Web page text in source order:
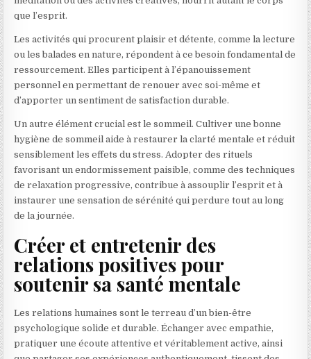
que l’esprit.
Les activités qui procurent plaisir et détente, comme la lecture
ou les balades en nature, répondent à ce besoin fondamental de
ressourcement. Elles participent à l’épanouissement
personnel en permettant de renouer avec soi-même et
d’apporter un sentiment de satisfaction durable.
Un autre élément crucial est le sommeil. Cultiver une bonne
hygiène de sommeil aide à restaurer la clarté mentale et réduit
sensiblement les effets du stress. Adopter des rituels
favorisant un endormissement paisible, comme des techniques
de relaxation progressive, contribue à assouplir l’esprit et à
instaurer une sensation de sérénité qui perdure tout au long
de la journée.
Créer et entretenir des
relations positives pour
soutenir sa santé mentale
Les relations humaines sont le terreau d’un bien-être
psychologique solide et durable. Échanger avec empathie,
pratiquer une écoute attentive et véritablement active, ainsi